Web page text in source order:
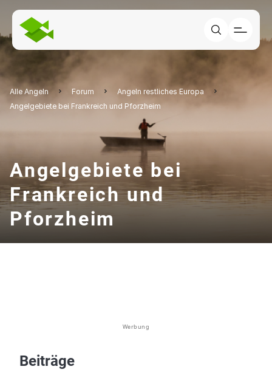
Alle Angeln Forum
Angeln restliches Europa
Angelgebiete bei Frankreich und Pforzheim
Angelgebiete bei
Frankreich und
Pforzheim
Werbung
Beiträge